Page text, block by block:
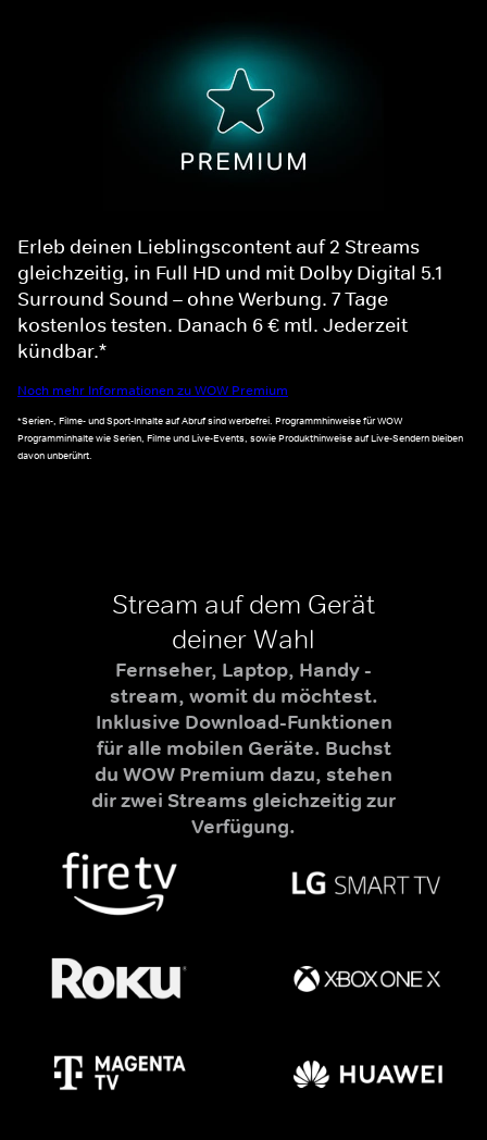
Erleb deinen Lieblingscontent auf 2 Streams
gleichzeitig, in Full HD und mit Dolby Digital 5.1
Surround Sound – ohne Werbung. 7 Tage
kostenlos testen. Danach 6 € mtl. Jederzeit
kündbar.*
Noch mehr Informationen zu WOW Premium
*Serien-, Filme- und Sport-Inhalte auf Abruf sind werbefrei. Programmhinweise für WOW
Programminhalte wie Serien, Filme und Live-Events, sowie Produkthinweise auf Live-Sendern bleiben
davon unberührt.
Stream auf dem Gerät
deiner Wahl
Fernseher, Laptop, Handy -
stream, womit du möchtest.
Inklusive Download-Funktionen
für alle mobilen Geräte. Buchst
du WOW Premium dazu, stehen
dir zwei Streams gleichzeitig zur
Verfügung.